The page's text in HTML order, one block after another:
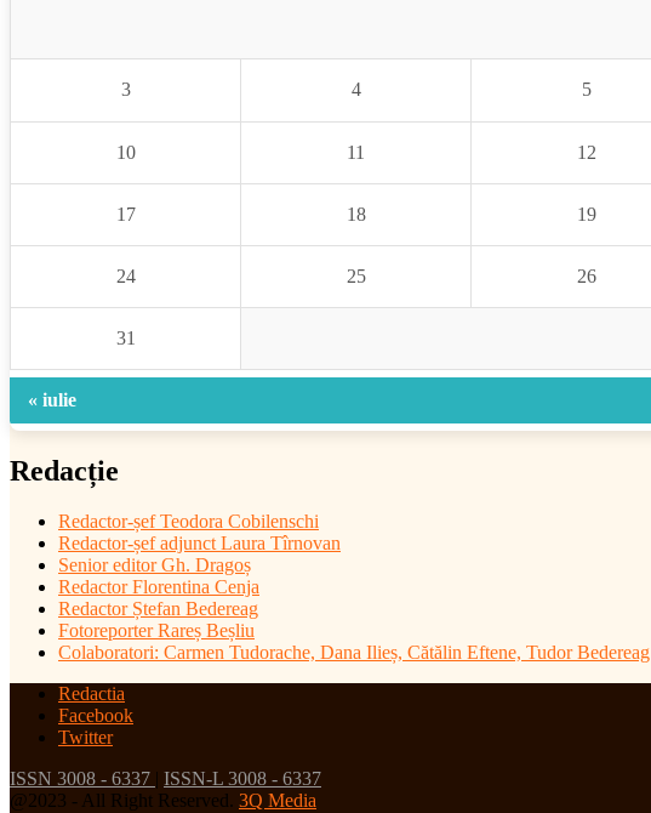
3 4 5
10 11 12
17 18 19
24 25 26
31
« iulie
Redacție
Redactor-șefTeodora Cobilenschi
Redactor-șef adjunct Laura Tîrnovan
Senior editor Gh. Dragoș
Redactor Florentina Cenja
Redactor Ștefan Bedereag
Fotoreporter Rareș Beșliu
Colaboratori: Carmen Tudorache, Dana Ilieș, Cătălin Eftene, Tudor Bedereag
Redactia
Facebook
Twitter
ISSN 3008 - 6337
ISSN-L 3008 - 6337
@2023 - All Right Reserved. 3Q Media